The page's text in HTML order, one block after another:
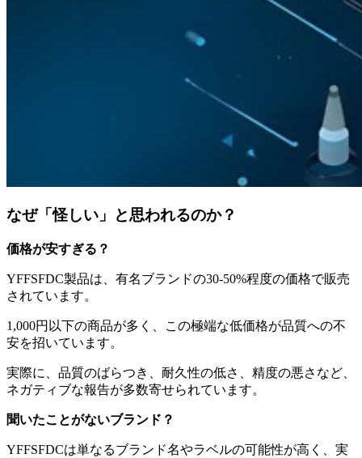
なぜ「怪しい」と思われるのか？
価格が安すぎる？
YFFSFDC製品は、有名ブランドの30-50%程度の価格で販売
されています。
1,000円以下の商品が多く、この極端な低価格が品質への不
安を招いています。
実際に、品質のばらつき、耐久性の低さ、精度の悪さなど、
ネガティブな報告が多数寄せられています。
聞いたことがないブランド？
YFFSFDCは単なるブランド名やラベルの可能性が高く、実